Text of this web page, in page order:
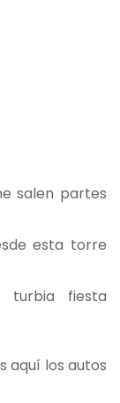
salen partes
esta torre
fiesta
aquí los autos